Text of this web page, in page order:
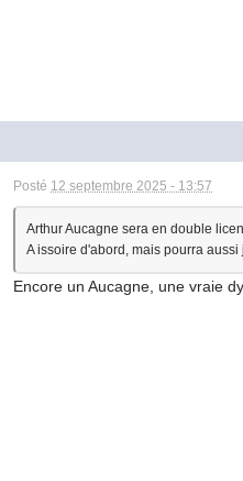
Posté 12 septembre 2025 - 13:57
Arthur Aucagne sera en double
A issoire d'abord, mais pourra aussi
Encore un Aucagne, une vraie